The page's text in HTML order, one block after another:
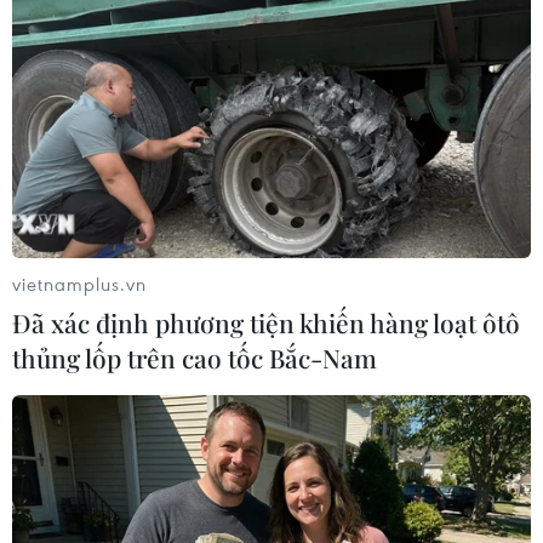
Theo dõi VietnamPlus
TIN LIÊN QUAN
vietnamplus.vn
Đã xác định phương tiện khiến hàng loạt ôtô
thủng lốp trên cao tốc Bắc-Nam